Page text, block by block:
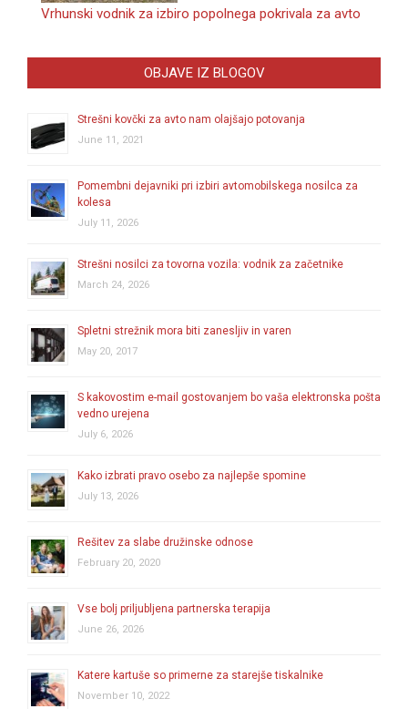
Vrhunski vodnik za izbiro popolnega pokrivala za avto
OBJAVE IZ BLOGOV
Strešni kovčki za avto nam olajšajo potovanja
June 11, 2021
Pomembni dejavniki pri izbiri avtomobilskega nosilca za
kolesa
July 11, 2026
Strešni nosilci za tovorna vozila: vodnik za začetnike
March 24, 2026
Spletni strežnik mora biti zanesljiv in varen
May 20, 2017
S kakovostim e-mail gostovanjem bo vaša elektronska pošta
vedno urejena
July 6, 2026
Kako izbrati pravo osebo za najlepše spomine
July 13, 2026
Rešitev za slabe družinske odnose
February 20, 2020
Vse bolj priljubljena partnerska terapija
June 26, 2026
Katere kartuše so primerne za starejše tiskalnike
November 10, 2022